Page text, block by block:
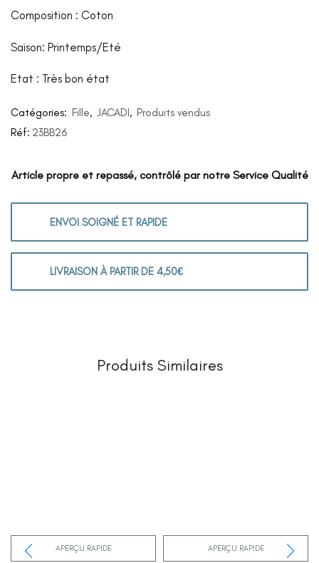
Composition : Coton
Saison: Printemps/Eté
Etat : Très bon état
Catégories: Fille, JACADI, Produits vendus
Réf: 23BB26
Article propre et repassé, contrôlé par notre Service Qualité
ENVOI SOIGNÉ ET RAPIDE
LIVRAISON À PARTIR DE 4,50€
Produits Similaires
APERÇU RAPIDE APERÇU RAPIDE